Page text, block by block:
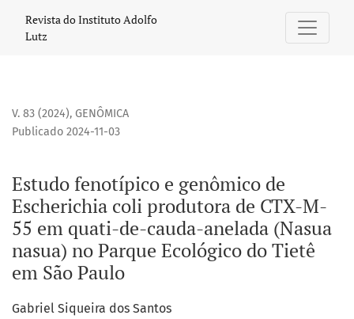
Estudo fenotípico e genômico de Escherichia coli
Revista do Instituto Adolfo
Lutz
V. 83 (2024), GENÔMICA
Estudo fenotípico e genômico de
Escherichia coli produtora de CTX-M-
55 em quati-de-cauda-anelada (Nasua
nasua) no Parque Ecológico do Tietê
em São Paulo
Publicado 2024-11-03
Gabriel Siqueira dos Santos